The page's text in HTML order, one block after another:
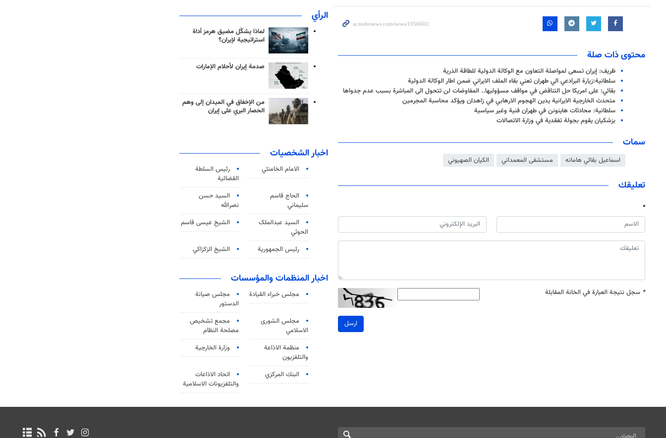
محتوى ذات صلة
ظريف: إيران تسعى لمواصلة التعاون مع الوكالة الدولية للطاقة الذرية
سلطانية:زيارة البرادعي الي طهران تعني بقاء الملف الايراني ضمن اطار الوكالة الدولية
بقائي: على امريكا حل التناقض في مواقف مسؤوليها.. المفاوضات لن تتحول الى المباشرة بسبب عدم جدواها
متحدث الخارجية الايرانية يدين الهجوم الارهابي في زاهدان ويؤكد محاسبة المجرمين
سلطانية: محادثات هاينونن في طهران فنية وغير سياسية
بزشكيان يقوم بجولة تفقدية في وزارة الاتصالات
سمات
اسماعيل بقائي هامانه مستشفى المعمداني الكيان الصهيوني
تعليقك
* سجل نتيجة العبارة في الخانة المقابلة
ارسل
الرأي
لماذا يشكّل مضيق هرمز أداة
استراتيجية لإيران؟
صدمة إيران لأحلام الإمارات
من الإخفاق في الميدان إلى وهم
الحصار البري على إيران
اخبار الشخصيات
الامام الخامنئي
رئیس السلطة
القضائیة
الحاج قاسم
سليماني
السيد حسن
نصرالله
السید عبدالملک
الحوثي
الشيخ عيسى قاسم
رئيس الجمهورية الشيخ الزكزاكي
اخبار المنظمات والمؤسسات
مجلس خبراء القيادة
مجلس صيانة
الدستور
مجلس الشورى
الاسلامي
مجمع تشخيص
مصلحة النظام
منظمة الاذاعة
والتلفزیون
وزارة الخارجية
البنك المركزي
اتحاد الاذاعات
والتلفزيونات الاسلامية